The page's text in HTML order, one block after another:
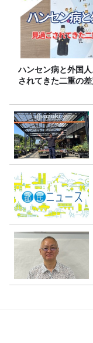
ハンセン病と外国
されてきた二重の